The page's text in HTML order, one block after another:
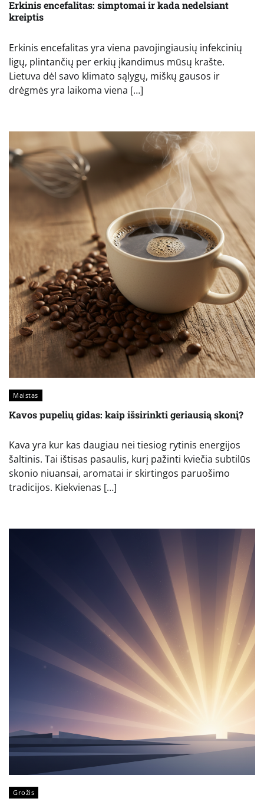
Erkinis encefalitas: simptomai ir kada nedelsiant
kreiptis
Erkinis encefalitas yra viena pavojingiausių infekcinių
ligų, plintančių per erkių įkandimus mūsų krašte.
Lietuva dėl savo klimato sąlygų, miškų gausos ir
drėgmės yra laikoma viena […]
Maistas
Kavos pupelių gidas: kaip išsirinkti geriausią skonį?
Kava yra kur kas daugiau nei tiesiog rytinis energijos
šaltinis. Tai ištisas pasaulis, kurį pažinti kviečia subtilūs
skonio niuansai, aromatai ir skirtingos paruošimo
tradicijos. Kiekvienas […]
Grožis